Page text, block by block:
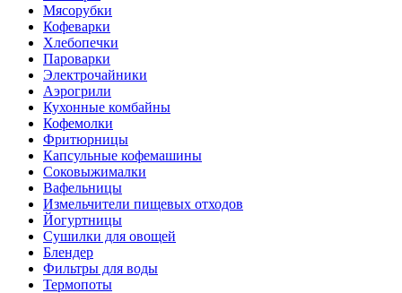
Мясорубки
Кофеварки
Хлебопечки
Пароварки
Электрочайники
Аэрогрили
Кухонные комбайны
Кофемолки
Фритюрницы
Капсульные кофемашины
Соковыжималки
Вафельницы
Измельчители пищевых отходов
Йогуртницы
Сушилки для овощей
Блендер
Фильтры для воды
Термопоты